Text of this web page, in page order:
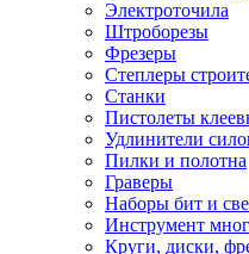
Аксессуары
Электроточила
Штроборезы
Фрезеры
Степлеры
Станки
Пистолеты
Удлинители
Пилки и полотна
Граверы
Наборы бит и
Инструмент
Круги, диски,